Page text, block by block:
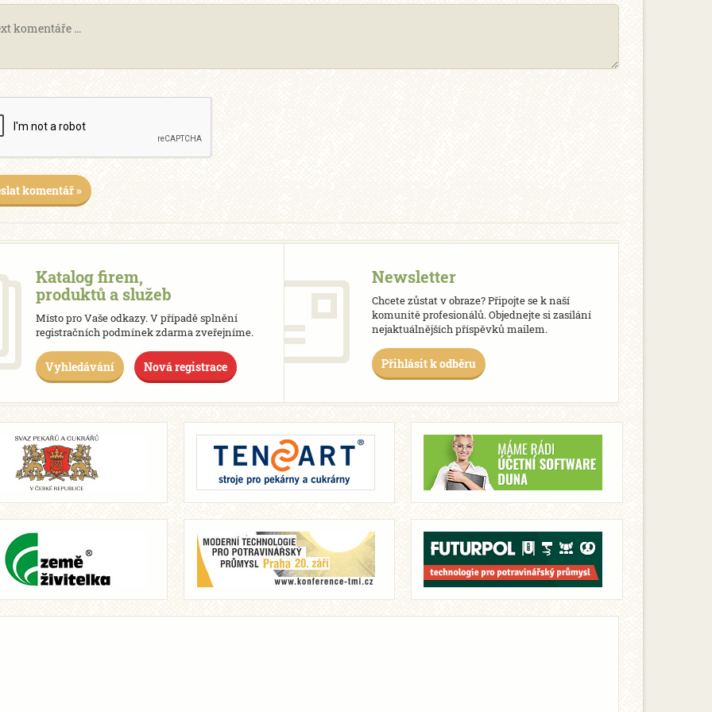
komentář »
Katalog firem,
produktů a služeb
Místo pro Vaše odkazy. V případě splnění
registračních podmínek zdarma zveřejníme.
Vyhledávání Nová registrace
Newsletter
Chcete zůstat v obraze? Připojte se k naší
komunitě profesionálů. Objednejte si zasílání
nejaktuálnějších příspěvků mailem.
Přihlásit k odběru